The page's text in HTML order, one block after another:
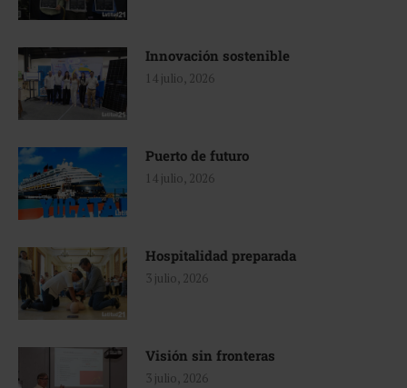
Innovación sostenible
14 julio, 2026
Puerto de futuro
14 julio, 2026
Hospitalidad preparada
3 julio, 2026
Visión sin fronteras
3 julio, 2026